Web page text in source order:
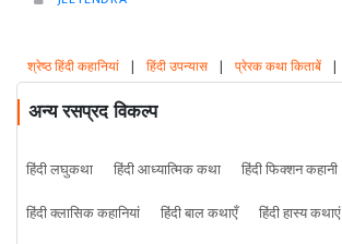
श्रेष्ठ हिंदी कहानियां | हिंदी उपन्यास | प्रेरक कथा किताबें |
अन्य रसप्रद विकल्प
हिंदी लघुकथा हिंदी आध्यात्मिक कथा हिंदी फिक्शन कहानी
हिंदी क्लासिक कहानियां
हिंदी बाल कथाएँ हिंदी हास्य कथाएं